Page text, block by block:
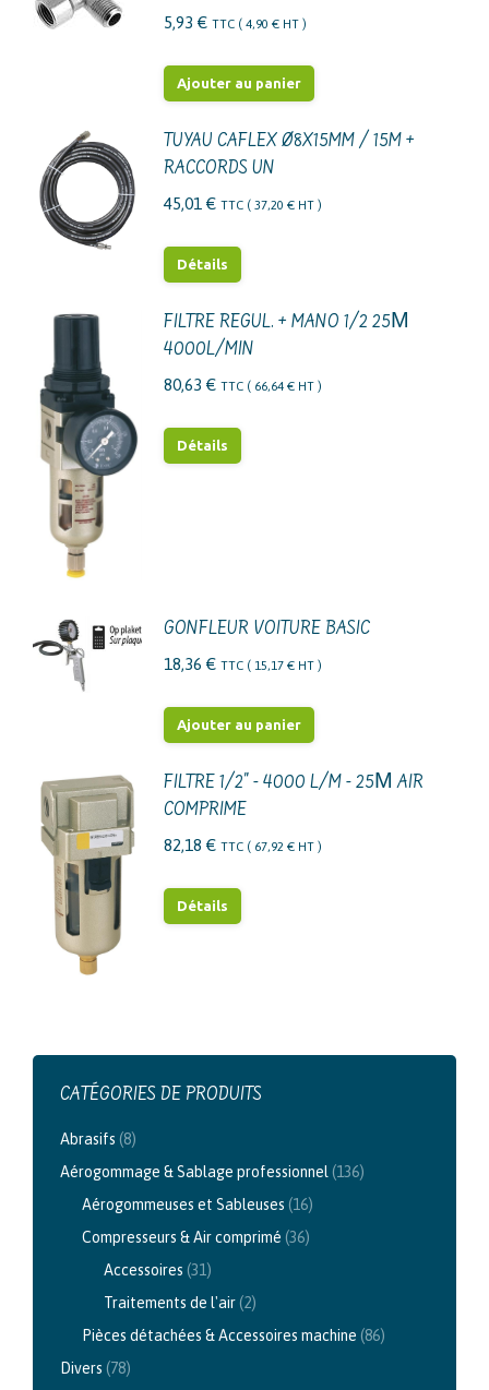
5,93 € TTC ( 4,90 € HT )
Ajouter au panier
TUYAU CAFLEX Ø8X15MM / 15M +
RACCORDS UN
45,01 € TTC ( 37,20 € HT )
Détails
FILTRE REGUL. + MANO 1/2 25Μ
4000L/MIN
80,63 € TTC ( 66,64 € HT )
Détails
GONFLEUR VOITURE BASIC
18,36 € TTC ( 15,17 € HT )
Ajouter au panier
FILTRE 1/2" - 4000 L/M - 25Μ AIR
COMPRIME
82,18 € TTC ( 67,92 € HT )
Détails
CATÉGORIES DE PRODUITS
Abrasifs (8)
Aérogommage & Sablage professionnel (136)
Aérogommeuses et Sableuses (16)
Compresseurs & Air comprimé (36)
Accessoires (31)
Traitements de l'air(2)
Pièces détachées & Accessoires machine (86)
Divers (78)